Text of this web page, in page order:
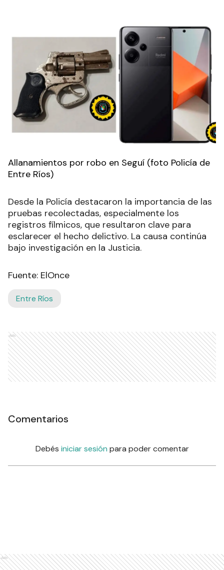
Allanamientos por robo en Seguí (foto Policía de
Entre Ríos)
Desde la Policía destacaron la importancia de las
pruebas recolectadas, especialmente los
registros fílmicos, que resultaron clave para
esclarecer el hecho delictivo. La causa continúa
bajo investigación en la Justicia.
Fuente: ElOnce
Entre Ríos
Ads
Comentarios
Debés iniciar sesión para poder comentar
Ads